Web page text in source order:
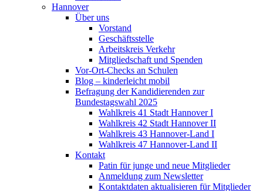
Hannover
Über uns
Vorstand
Geschäftsstelle
Arbeitskreis Verkehr
Mitgliedschaft und Spenden
Vor-Ort-Checks an Schulen
Blog – kinderleicht mobil
Befragung der Kandidierenden zur
Bundestagswahl 2025
Wahlkreis 41 Stadt Hannover I
Wahlkreis 42 Stadt Hannover II
Wahlkreis 43 Hannover-Land I
Wahlkreis 47 Hannover-Land II
Kontakt
Patin für junge und neue Mitglieder
Anmeldung zum Newsletter
Kontaktdaten aktualisieren für Mitglieder